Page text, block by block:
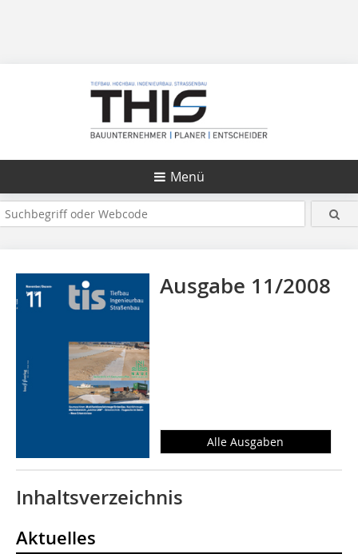
Menü
Ausgabe 11/2008
Alle Ausgaben
Inhaltsverzeichnis
Aktuelles